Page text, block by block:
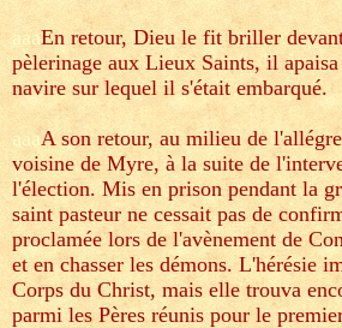
aaaEn retour, Dieu le fit briller
pèlerinage aux Lieux Saints, il
navire sur lequel il s'était embarqué.
aaaA son retour, au milieu de
voisine de Myre, à la suite de
l'élection. Mis en prison pendant la
saint pasteur ne cessait pas de
proclamée lors de l'avènement de
et en chasser les démons. L'hérésie
Corps du Christ, mais elle trouva
parmi les Pères réunis pour le